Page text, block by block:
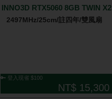
INNO3D RTX5060 8GB TWIN X2
2497MHz/25cm/註四年/雙風扇
🔑 登入現省 $100
NT$ 15,300